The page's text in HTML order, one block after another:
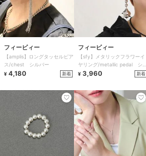
フィービィー
【amplis】ロングタッセルピア
ス/chest シルバー
¥ 4,180 新着
フィービィー
【sfy】メタリックフラワーイ
ヤリング/metallic pedal シル
バー
¥ 3,960 新着